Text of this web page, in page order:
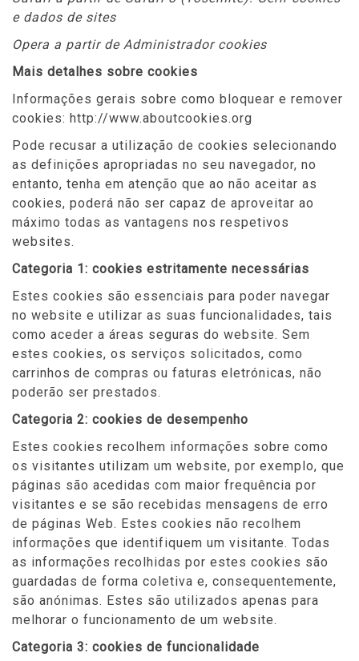
e dados de sites
Opera a partir de Administrador cookies
Mais detalhes sobre cookies
Informações gerais sobre como bloquear e remover
cookies: http://www.aboutcookies.org
Pode recusar a utilização de cookies selecionando
as definições apropriadas no seu navegador, no
entanto, tenha em atenção que ao não aceitar as
cookies, poderá não ser capaz de aproveitar ao
máximo todas as vantagens nos respetivos
websites.
Categoria 1: cookies estritamente necessárias
Estes cookies são essenciais para poder navegar
no website e utilizar as suas funcionalidades, tais
como aceder a áreas seguras do website. Sem
estes cookies, os serviços solicitados, como
carrinhos de compras ou faturas eletrónicas, não
poderão ser prestados.
Categoria 2: cookies de desempenho
Estes cookies recolhem informações sobre como
os visitantes utilizam um website, por exemplo, que
páginas são acedidas com maior frequência por
visitantes e se são recebidas mensagens de erro
de páginas Web. Estes cookies não recolhem
informações que identifiquem um visitante. Todas
as informações recolhidas por estes cookies são
guardadas de forma coletiva e, consequentemente,
são anónimas. Estes são utilizados apenas para
melhorar o funcionamento de um website.
Categoria 3: cookies de funcionalidade